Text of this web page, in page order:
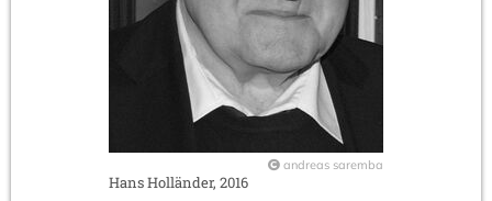
März 2023 (1 Eintrag)
Februar 2023 (2 Einträge)
November 2022 (2 Einträge)
Oktober 2022 (1 Eintrag)
März 2022 (1 Eintrag)
andreas saremba
Hans Holländer, 2016